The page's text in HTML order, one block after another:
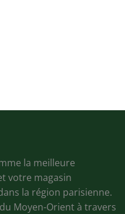
la meilleure
votre magasin
la région parisienne.
Moyen-Orient à travers